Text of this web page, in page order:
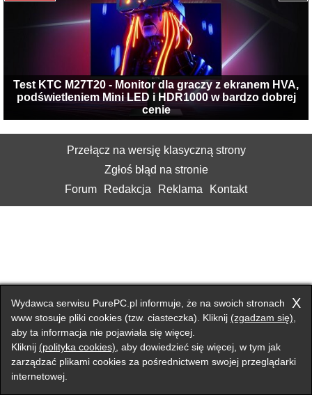
Test KTC M27T20 - Monitor dla graczy z ekranem HVA,
podświetleniem Mini LED i HDR1000 w bardzo dobrej
cenie
Przełącz na wersję klasyczną strony
Zgłoś błąd na stronie
Forum
Redakcja Reklama Kontakt
X
Wydawca serwisu PurePC.pl informuje, że na swoich stronach
www stosuje pliki cookies (tzw. ciasteczka). Kliknij (zgadzam się)
aby ta informacja nie pojawiała się więcej.
Kliknij (polityka cookies) , aby dowiedzieć się więcej, w tym jak
zarządzać plikami cookies za pośrednictwem swojej przeglądarki
internetowej.